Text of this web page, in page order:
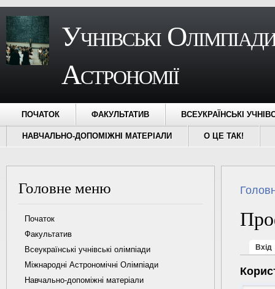
Учнівські
Астрономії
ПОЧАТОК ФАКУЛЬТАТИВ ВСЕУКРАЇНСЬКІ
НАВЧАЛЬНО-ДОПОМІЖНІ МАТЕРІАЛИ О ЦЕ ТАК!
Головне меню
Початок
Факультатив
Всеукраїнські учнівські олімпіади
Міжнародні Астрономічні Олімпіади
Навчально-допоміжні матеріали
Ви є
Вхід